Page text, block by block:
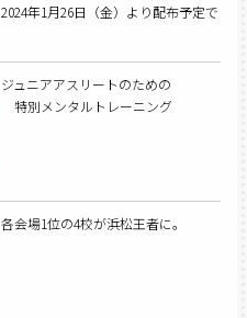
2024年1月26日（金）より配布予定で
ジュニアアスリートのための
特別メンタルトレーニング
各会場1位の4校が浜松王者に。